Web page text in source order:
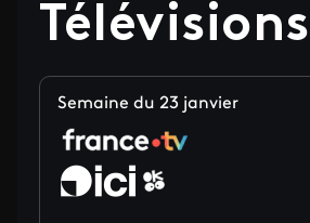
Télévisions
Semaine du 23 janvier